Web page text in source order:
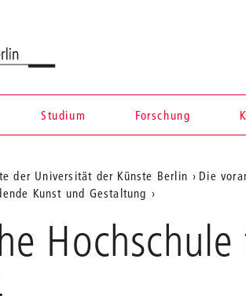
Studium Forschung
der Universität der Künste Berlin
Die
Kunst und Gestaltung